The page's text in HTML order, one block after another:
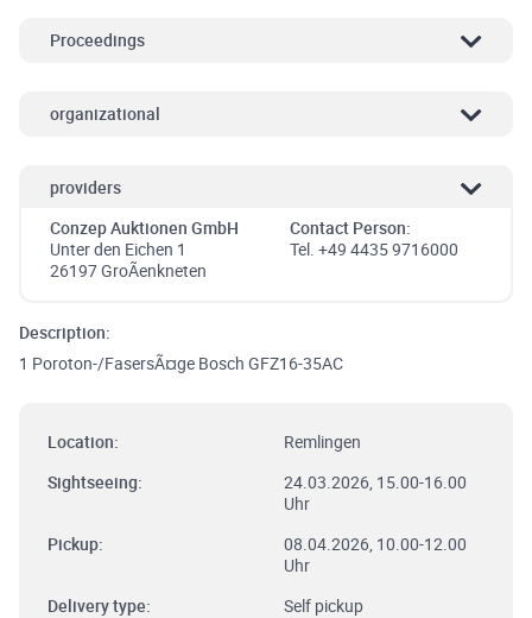
Proceedings
organizational
providers
Conzep Auktionen GmbH
Unter den Eichen 1
26197 GroÃenkneten
Contact Person:
Tel. +49 4435 9716000
Description:
1 Poroton-/FasersÃ¤ge Bosch GFZ16-35AC
Location:
Remlingen
Sightseeing:
24.03.2026, 15.00-16.00
Uhr
Pickup:
08.04.2026, 10.00-12.00
Uhr
Delivery type:
Self pickup